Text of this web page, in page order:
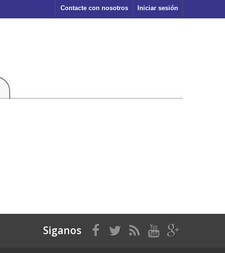
Iniciar sesión
Contacte con nosotros
Siganos